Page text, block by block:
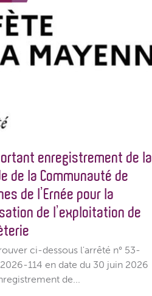
enregistrement de la
de la Communauté de
de l’Ernée pour la
de l’exploitation de
ci-dessous l'arrêté n° 53-
114 en date du 30 juin 2026
de...